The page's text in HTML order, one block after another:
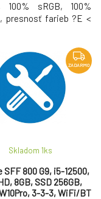
100% sRGB, 100%
presnosť farieb ?E <
WQHD displej (2560 x
HDR a IPS
so širokým 178°
uhlom
farebný
100% sRGB a 100%
ZADARMO
SFF 800 G9, i5-12500,
8GB, SSD 256GB,
3-3-3, WiFi/BT
Skladom 1ks